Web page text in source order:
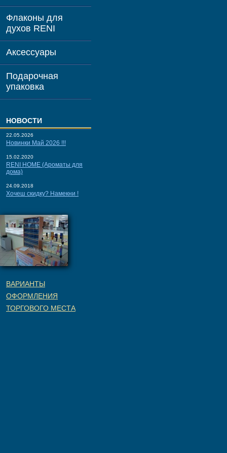
Флаконы для
духов RENI
Аксессуары
Подарочная
упаковка
НОВОСТИ
22.05.2026
Новинки Май 2026 !!!
15.02.2020
RENI HOME (Ароматы для
дома)
24.09.2018
Хочеш скидку? Намекни !
ВАРИАНТЫ
ОФОРМЛЕНИЯ
ТОРГОВОГО МЕСТА